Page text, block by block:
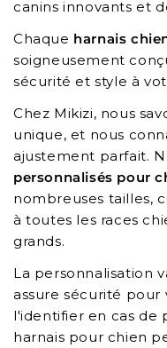
canins innovants et
Chaque harnais
soigneusement
sécurité et style à
Chez Mikizi, nous
unique, et nous
ajustement parfait.
personnalisés pour
nombreuses tailles,
à toutes les races
grands.
La personnalisation
assure sécurité
l'identifier en cas de
harnais pour chien